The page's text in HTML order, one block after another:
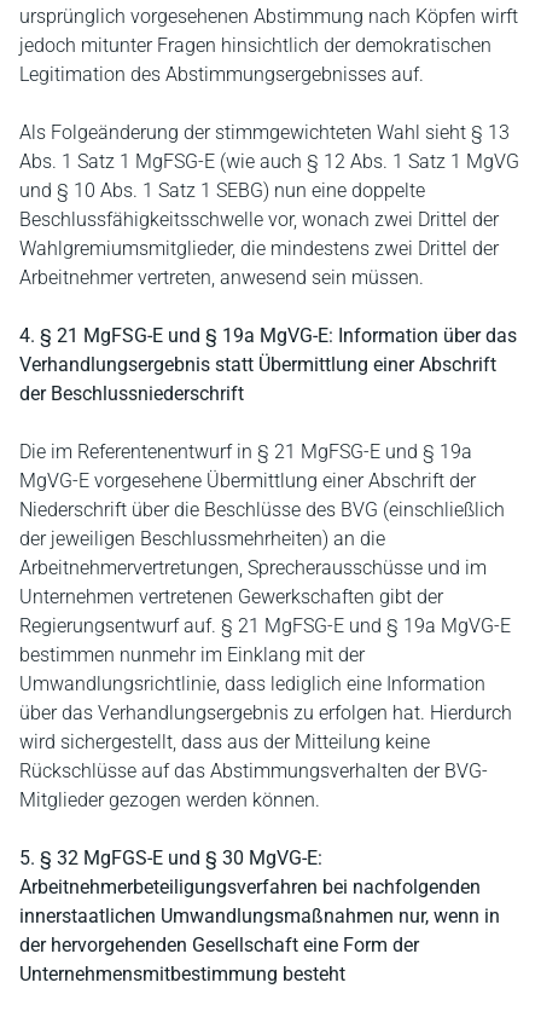
ursprünglich vorgesehenen Abstimmung nach Köpfen wirft
jedoch mitunter Fragen hinsichtlich der demokratischen
Legitimation des Abstimmungsergebnisses auf.
Als Folgeänderung der stimmgewichteten Wahl sieht § 13
Abs. 1 Satz 1 MgFSG-E (wie auch § 12 Abs. 1 Satz 1 MgVG
und § 10 Abs. 1 Satz 1 SEBG) nun eine doppelte
Beschlussfähigkeitsschwelle vor, wonach zwei Drittel der
Wahlgremiumsmitglieder, die mindestens zwei Drittel der
Arbeitnehmer vertreten, anwesend sein müssen.
4. § 21 MgFSG-E und § 19a MgVG-E: Information über das
Verhandlungsergebnis statt Übermittlung einer Abschrift
der Beschlussniederschrift
Die im Referentenentwurf in § 21 MgFSG-E und § 19a
MgVG-E vorgesehene Übermittlung einer Abschrift der
Niederschrift über die Beschlüsse des BVG (einschließlich
der jeweiligen Beschlussmehrheiten) an die
Arbeitnehmervertretungen, Sprecherausschüsse und im
Unternehmen vertretenen Gewerkschaften gibt der
Regierungsentwurf auf. § 21 MgFSG-E und § 19a MgVG-E
bestimmen nunmehr im Einklang mit der
Umwandlungsrichtlinie, dass lediglich eine Information
über das Verhandlungsergebnis zu erfolgen hat. Hierdurch
wird sichergestellt, dass aus der Mitteilung keine
Rückschlüsse auf das Abstimmungsverhalten der BVG-
Mitglieder gezogen werden können.
5. § 32 MgFGS-E und § 30 MgVG-E:
Arbeitnehmerbeteiligungsverfahren bei nachfolgenden
innerstaatlichen Umwandlungsmaßnahmen nur, wenn in
der hervorgehenden Gesellschaft eine Form der
Unternehmensmitbestimmung besteht